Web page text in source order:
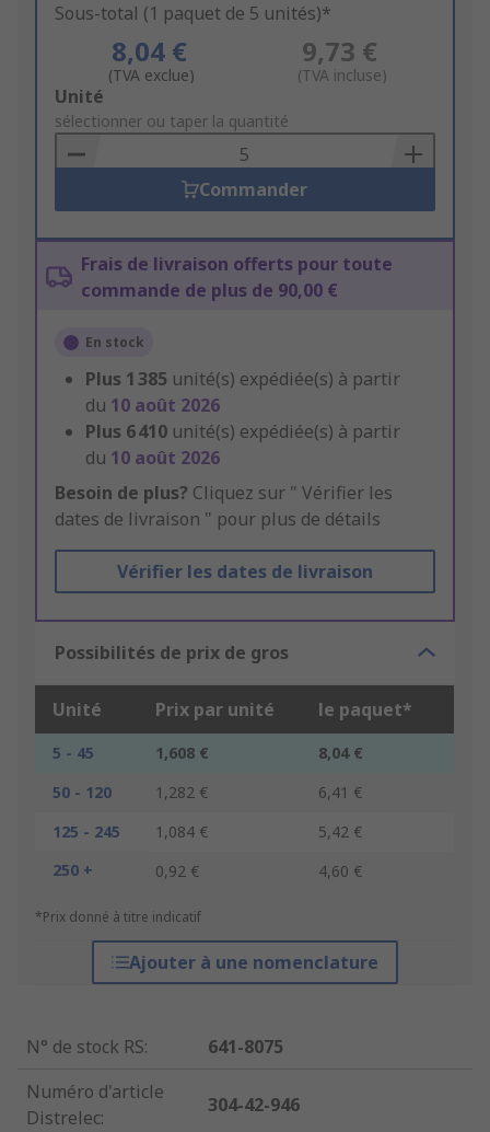
Sous-total (1 paquet de 5 unités)*
8,04 €
(TVA exclue)
9,73 €
(TVA incluse)
Add
to
Basket
Unité
sélectionner ou taper la quantité
Commander
Frais de livraison offerts pour toute
commande de plus de 90,00 €
En stock
Plus 1 385 unité(s) expédiée(s) à partir
du 10 août 2026
Plus 6 410 unité(s) expédiée(s) à partir
du 10 août 2026
Besoin de plus? Cliquez sur " Vérifier les
dates de livraison " pour plus de détails
Vérifier les dates de livraison
Possibilités de prix de gros
Unité Prix par unité le paquet*
5 - 45 1,608 €
8,04 €
50 - 120
1,282 €
6,41 €
125 - 245
1,084 €
5,42 €
250 +
0,92 € 4,60 €
*Prix donné à titre indicatif
Ajouter à une nomenclature
N° de stock RS:
641-8075
Numéro d'article
Distrelec:
304-42-946